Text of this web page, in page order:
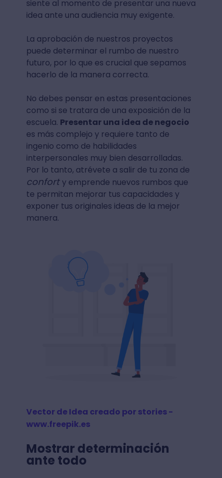
siente al momento de presentar una nueva
idea ante una audiencia muy exigente.
La aprobación de nuestros proyectos
puede determinar el rumbo de nuestro
futuro, por lo que es crucial que sepamos
hacerlo de la manera correcta.
No debes pensar en estas presentaciones
como si se tratara de una exposición de la
escuela. Presentar una idea de negocio
es más complejo y requiere tanto de
ingenio como de habilidades
interpersonales muy bien desarrolladas.
Por lo tanto, atrévete a salir de tu zona de
conforty emprende nuevos rumbos que
te permitan mejorar tus capacidades y
exponer tus originales ideas de la mejor
manera.
Vector de Idea creado por stories -
www.freepik.es
Mostrar determinación
ante todo